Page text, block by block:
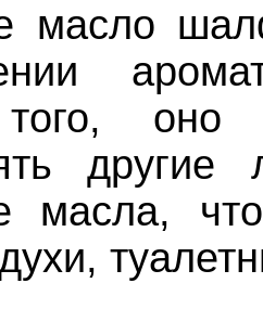
масло
оно
другие
масла, что